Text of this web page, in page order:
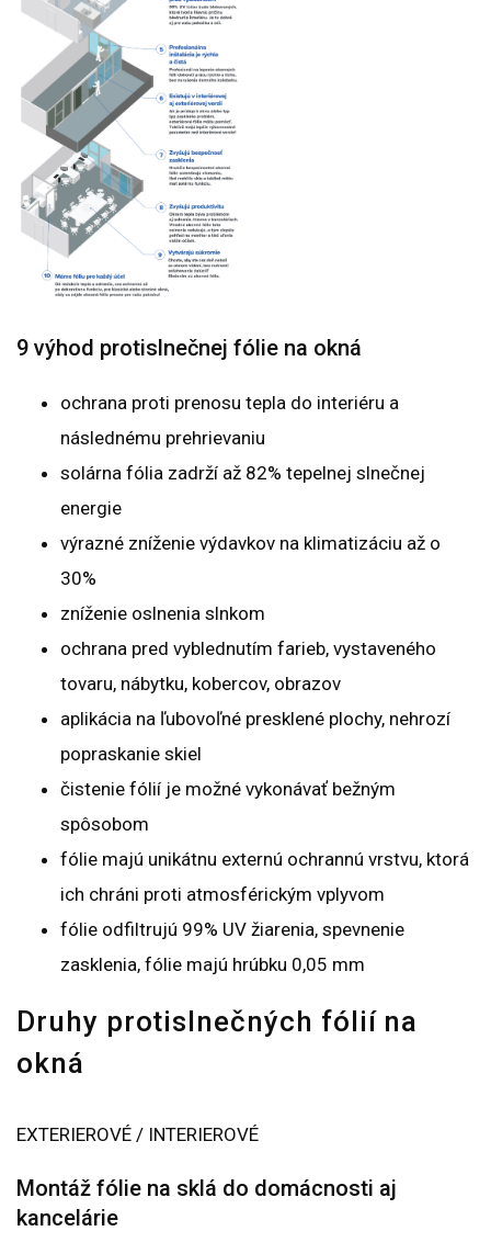
9 výhod protislnečnej fólie na okná
ochrana proti prenosu tepla do interiéru a
následnému prehrievaniu
solárna fólia zadrží až 82% tepelnej slnečnej
energie
výrazné zníženie výdavkov na klimatizáciu až o
30%
zníženie oslnenia slnkom
ochrana pred vyblednutím farieb, vystaveného
tovaru, nábytku, kobercov, obrazov
aplikácia na ľubovoľné presklené plochy, nehrozí
popraskanie skiel
čistenie fólií je možné vykonávať bežným
spôsobom
fólie majú unikátnu externú ochrannú vrstvu, ktorá
ich chráni proti atmosférickým vplyvom
fólie odfiltrujú 99% UV žiarenia, spevnenie
zasklenia, fólie majú hrúbku 0,05 mm
Druhy protislnečných fólií na
okná
EXTERIEROVÉ / INTERIEROVÉ
Montáž fólie na sklá do domácnosti aj
kancelárie